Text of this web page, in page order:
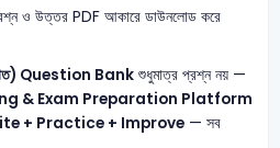
ও উত্তর PDF আকারে ডাউনলোড করে
Question Bankশুধুমাত্র প্রশ্ন নয় —
& Exam Preparation Platform
+ Practice + Improve— সব